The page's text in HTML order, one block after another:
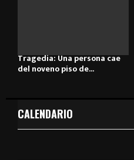
Tragedia: Una persona cae
del noveno piso de...
CALENDARIO